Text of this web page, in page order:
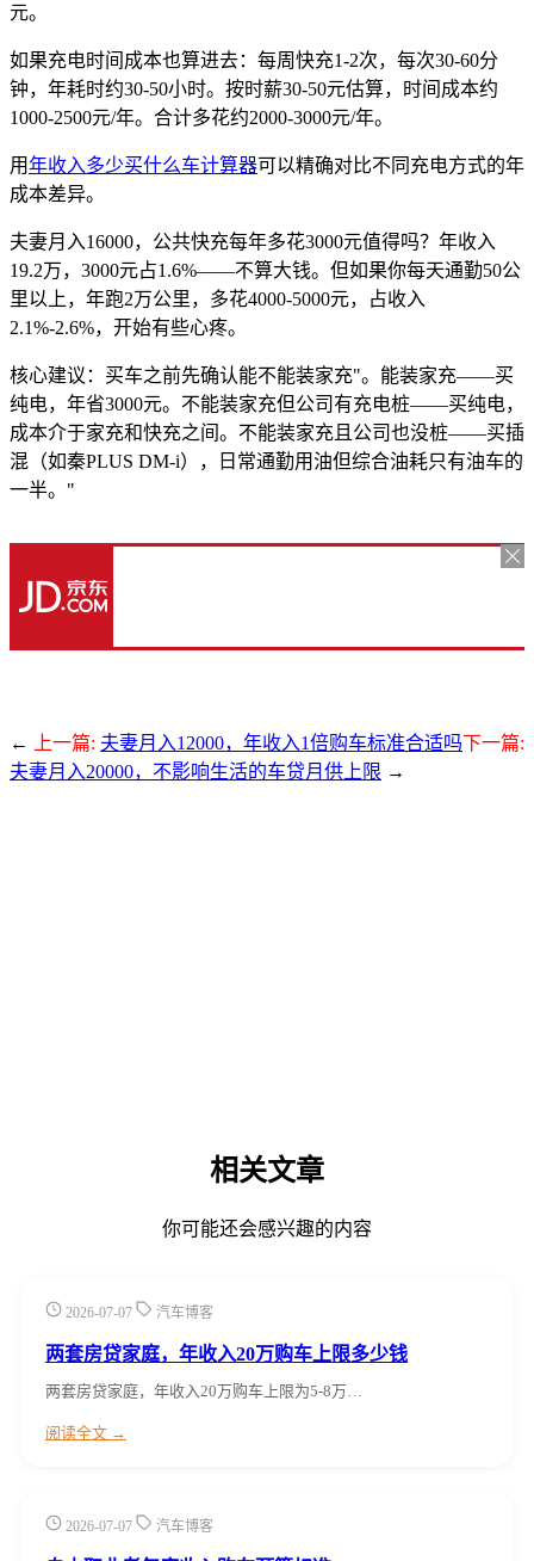
元。
如果充电时间成本也算进去：每周快充1-2次，每次30-60分
钟，年耗时约30-50小时。按时薪30-50元估算，时间成本约
1000-2500元/年。合计多花约2000-3000元/年。
用年收入多少买什么车计算器可以精确对比不同充电方式的年
成本差异。
夫妻月入16000，公共快充每年多花3000元值得吗？年收入
19.2万，3000元占1.6%——不算大钱。但如果你每天通勤50公
里以上，年跑2万公里，多花4000-5000元，占收入
2.1%-2.6%，开始有些心疼。
核心建议：买车之前先确认能不能装家充"。能装家充——买
纯电，年省3000元。不能装家充但公司有充电桩——买纯电，
成本介于家充和快充之间。不能装家充且公司也没桩——买插
混（如秦PLUS DM-i），日常通勤用油但综合油耗只有油车的
一半。"
← 上一篇: 夫妻月入12000，年收入1倍购车标准合适吗下一篇:
夫妻月入20000，不影响生活的车贷月供上限 →
相关文章
你可能还会感兴趣的内容
2026-07-07 汽车博客
两套房贷家庭，年收入20万购车上限多少钱
两套房贷家庭，年收入20万购车上限为5-8万…
阅读全文 →
2026-07-07 汽车博客